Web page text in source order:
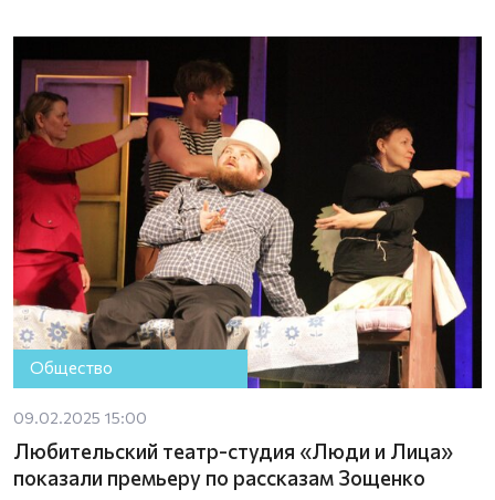
Общество
09.02.2025 15:00
Любительский театр-студия «Люди и Лица»
показали премьеру по рассказам Зощенко